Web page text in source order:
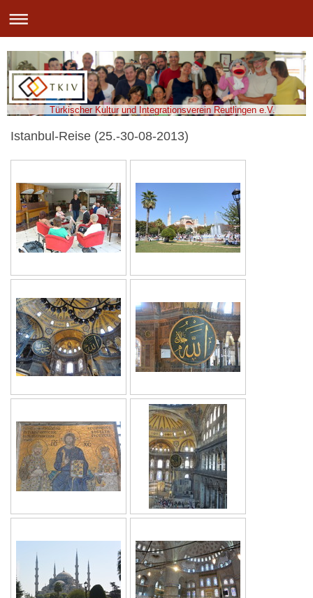
Türkischer Kultur und Integrationsverein Reutlingen e.V.
Istanbul-Reise (25.-30-08-2013)